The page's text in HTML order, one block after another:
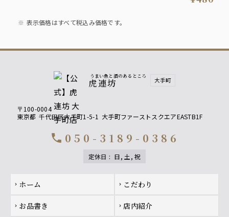
表示価格はすべて税込み価格です。
うまい魚と酒のあるところ
虎連坊 大手町
〒100-0004
東京都 千代田区大手町1-5-1 大手町ファーストスクエアEASTB1F
call 050-3189-0386
定休日 : 日, 土, 祝
Footer navigation
chevron_right ホーム chevron_right こだわり
chevron_right お品書き chevron_right 店内紹介